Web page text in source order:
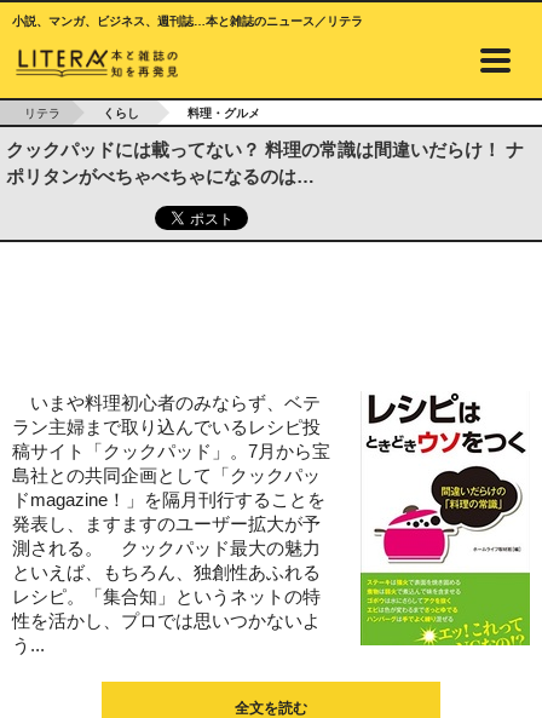
小説、マンガ、ビジネス、週刊誌…本と雑誌のニュース／リテラ
リテラ くらし 料理・グルメ
クックパッドには載ってない？ 料理の常識は間違いだらけ！ ナ
ポリタンがべちゃべちゃになるのは…
いまや料理初心者のみならず、ベテ
ラン主婦まで取り込んでいるレシピ投
稿サイト「クックパッド」。7月から宝
島社との共同企画として「クックパッ
ドmagazine！」を隔月刊行することを
発表し、ますますのユーザー拡大が予
測される。 クックパッド最大の魅力
といえば、もちろん、独創性あふれる
レシピ。「集合知」というネットの特
性を活かし、プロでは思いつかないよ
う...
全文を読む